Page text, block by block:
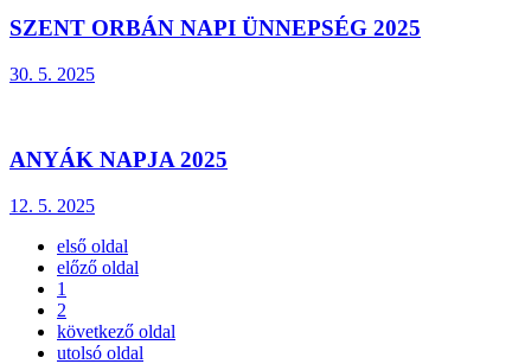
SZENT ORBÁN NAPI ÜNNEPSÉG 2025
30. 5. 2025
ANYÁK NAPJA 2025
12. 5. 2025
első oldal
előző oldal
1
2
következő oldal
utolsó oldal